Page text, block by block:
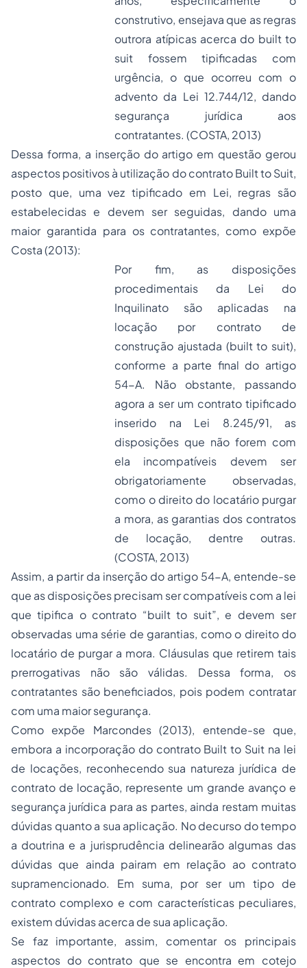
construtivo, ensejava que as regras
outrora atípicas acerca do built to
suit fossem tipificadas com
urgência, o que ocorreu com o
advento da Lei 12.744/12, dando
segurança jurídica aos
contratantes. (COSTA, 2013)
Dessa forma, a inserção do artigo em questão gerou
aspectos positivos à utilização do contratoBuilt to Suit,
posto que, uma vez tipificado em Lei, regras são
estabelecidas e devem ser seguidas, dando uma
maior garantida para os contratantes, como expõe
Costa (2013):
Por fim, as disposições
procedimentais da Lei do
Inquilinato são aplicadas na
locação por contrato de
construção ajustada (built to suit),
conforme a parte final do artigo
54-A. Não obstante, passando
agora a ser um contrato tipificado
inserido na Lei 8.245/91, as
disposições que não forem com
ela incompatíveis devem ser
obrigatoriamente observadas,
como o direito do locatário purgar
a mora, as garantias dos contratos
de locação, dentre outras.
(COSTA, 2013)
Assim, a partir da inserção do artigo 54-A, entende-se
que as disposições precisam ser compatíveis com a lei
que tipifica o contrato “built to suit”, e devem ser
observadas uma série de garantias, como o direito do
locatário de purgar a mora. Cláusulas que retirem tais
prerrogativas não são válidas. Dessa forma, os
contratantes são beneficiados, pois podem contratar
com uma maior segurança.
Como expõe Marcondes (2013), entende-se que,
embora a incorporação do contrato Built to Suit na lei
de locações, reconhecendo sua natureza jurídica de
contrato de locação, represente um grande avanço e
segurança jurídica para as partes, ainda restam muitas
dúvidas quanto a sua aplicação. No decurso do tempo
a doutrina e a jurisprudência delinearão algumas das
dúvidas que ainda pairam em relação ao contrato
supramencionado. Em suma, por ser um tipo de
contrato complexo e com características peculiares,
existem dúvidas acerca de sua aplicação.
Se faz importante, assim, comentar os principais
aspectos do contrato que se encontra em cotejo